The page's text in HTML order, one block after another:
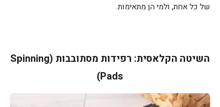
של כל אחת, ולמי הן מתאימות.
השיטה הקלאסית: רפידות מסתובבות (Spinning
Pads)